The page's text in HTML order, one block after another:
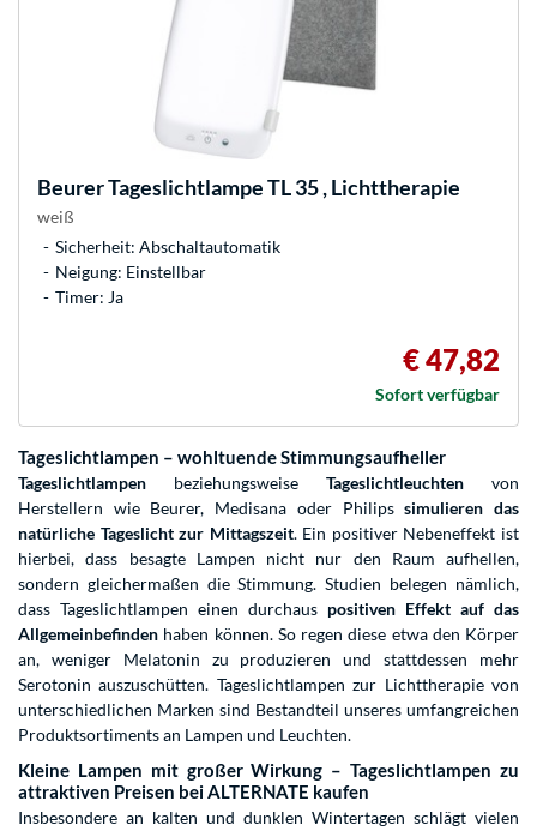
BeurerTageslichtlampe TL 35 , Lichttherapie
weiß
Sicherheit: Abschaltautomatik
Neigung: Einstellbar
Timer: Ja
€ 47,82
Sofort verfügbar
Tageslichtlampen – wohltuende Stimmungsaufheller
Tageslichtlampen beziehungsweise Tageslichtleuchten von
Herstellern wie Beurer, Medisana oder Philipssimulieren das
natürliche Tageslicht zur Mittagszeit. Ein positiver Nebeneffekt ist
hierbei, dass besagte Lampen nicht nur den Raum aufhellen,
sondern gleichermaßen die Stimmung. Studien belegen nämlich,
dass Tageslichtlampen einen durchaus positiven Effekt auf das
Allgemeinbefinden haben können. So regen diese etwa den Körper
an, weniger Melatonin zu produzieren und stattdessen mehr
Serotonin auszuschütten. Tageslichtlampen zur Lichttherapie von
unterschiedlichen Marken sind Bestandteil unseres umfangreichen
Produktsortiments an Lampen und Leuchten.
Kleine Lampen mit großer Wirkung – Tageslichtlampen zu
attraktiven Preisen bei ALTERNATE kaufen
Insbesondere an kalten und dunklen Wintertagen schlägt vielen